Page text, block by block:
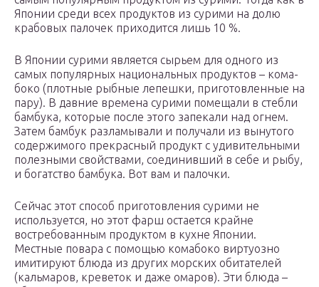
Японии среди всех продуктов из сурими на долю
крабовых палочек приходится лишь 10 %.
В Японии сурими является сырьем для одного из
самых популярных национальных продуктов – кома-
боко (плотные рыбные лепешки, приготовленные на
пару). В давние времена сурими помещали в стебли
бамбука, которые после этого запекали над огнем.
Затем бамбук разламывали и получали из вынутого
содержимого прекрасный продукт с удивительными
полезными свойствами, соединивший в себе и рыбу,
и богатство бамбука. Вот вам и палочки.
Сейчас этот способ приготовления сурими не
используется, но этот фарш остается крайне
востребованным продуктом в кухне Японии.
Местные повара с помощью комабоко виртуозно
имитируют блюда из других морских обитателей
(кальмаров, креветок и даже омаров). Эти блюда –